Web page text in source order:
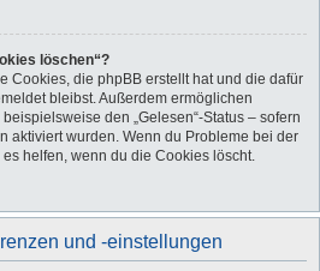
löschen“?
Cookies, die phpBB erstellt hat und die dafür
bleibst. Außerdem ermöglichen
den „Gelesen“-Status – sofern
aktiviert wurden. Wenn du Probleme bei der
helfen, wenn du die Cookies löscht.
und -einstellungen